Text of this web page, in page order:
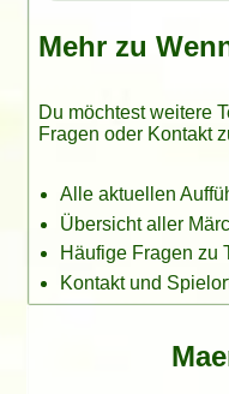
Mehr zu
Du möchtest weitere
Fragen oder Kontakt
Alle aktuellen
Übersicht aller
Häufige Fragen zu
Kontakt und